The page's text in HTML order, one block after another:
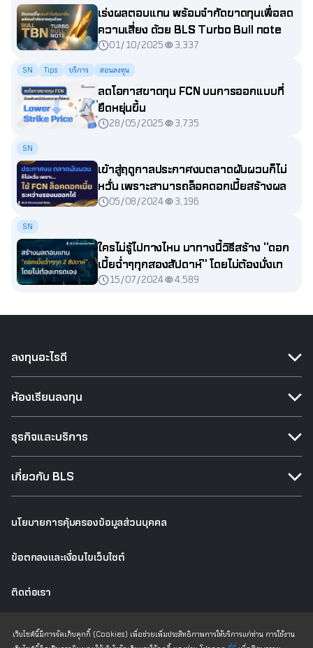
เร่งผลตอบแทน พร้อมจำกัดขาดทุนเพื่อลด
ความเสี่ยง ด้วย BLS Turbo Bull note
01/10/2025 3,337
SN Tips บริการ สอนลงทุน
ลดโอกาสขาดทุน FCN บนการออกแบบที่
ยืดหยุ่นขึ้น
28/05/2025 3,735
SN
เข้าสู่ฤดูกาลประกาศงบตลาดผันผวนก็ไม่
หวั่น เพราะสามารถล็อคดอกเบี้ยสร้างผล
ตอบแทนระหว่างรองบออกได้
05/08/2024 3,196
SN
ใครไม่รู้ไปทางไหน มาทางนี้วิธีสร้าง “ดอก
เบี้ยฉ่ำๆทุกสองสัปดาห์” โดยไม่ต้องนั่งเทรด
เอง15/07/2024 4,589
เว็บไซต์นี้มีการจัดเก็บคุกกี้ (Cookies) เพื่อช่วยเพิ่มประสิทธิภาพการให้บริการแก่ท่าน การใช้งาน
ลงทุนอะไรดี
ห้องเรียนลงทุน
ธุรกิจและบริการ
เกี่ยวกับ BLS
นโยบายการคุ้มครองข้อมูลส่วนบุคคล
ข้อตกลงและเงื่อนไขเว็บไซต์
ติดต่อเรา
เว็บไซต์เดิม